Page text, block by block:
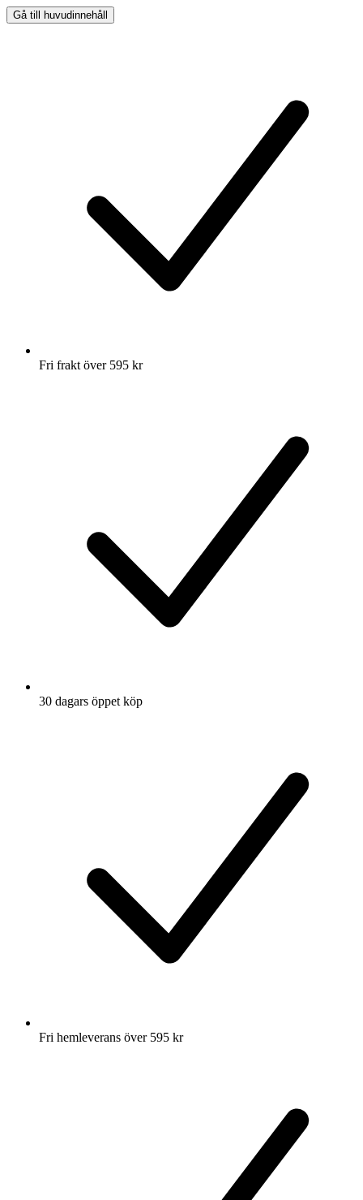
Gå till huvudinnehåll
Fri frakt över 595 kr
30 dagars öppet köp
Fri hemleverans över 595 kr